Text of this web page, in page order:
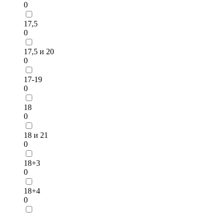
0
17,5
0
17,5 и 20
0
17-19
0
18
0
18 и 21
0
18+3
0
18+4
0